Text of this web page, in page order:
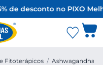
de desconto no PIXO
Fitoterápicos / Ashwagandha